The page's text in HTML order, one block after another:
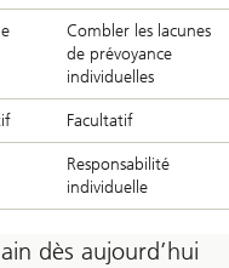
Combler les lacunes
de prévoyance
individuelles
Facultatif
Responsabilité
individuelle
dès aujourd’hui